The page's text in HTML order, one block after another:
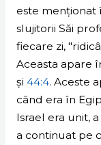
este menționat
slujitorii Săi
fiecare zi,
Aceasta apare
și 44:4. Aceste
când era în
Israel era unit,
a continuat pe